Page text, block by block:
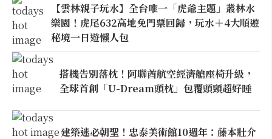
【雲林親子玩水】全台唯一「虎爺主題」叢林水
樂園！虎尾632高地免門票回歸，玩水＋4大順遊
秘境一日遊懶人包
搭機告別落枕！阿聯酋航空經濟艙座椅升級，
全球首創「U-Dream頭枕」包覆頭頸超好睡
建築迷必朝聖！忠泰美術館10週年：藤本壯介